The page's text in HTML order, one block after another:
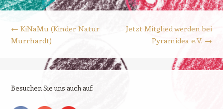
← KiNaMu (Kinder Natur
Murrhardt)
Jetzt Mitglied werden bei
Pyramidea e.V. →
Besuchen Sie uns auch auf: